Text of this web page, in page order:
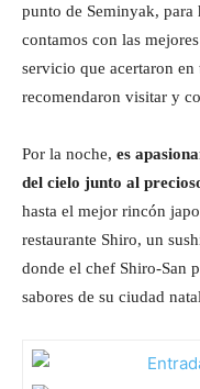
punto de Seminyak, para
contamos con las
servicio que acertaron
recomendaron visitar y
Por la noche, es
del cielo junto al
hasta el mejor rincón
restaurante Shiro, un
donde el chef Shiro-San
sabores de su ciudad